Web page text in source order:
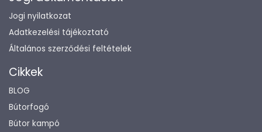
Jogi nyilatkozat
Adatkezelési tájékoztató
Általános szerződési feltételek
Cikkek
BLOG
Bútorfogó
Bútor kampó